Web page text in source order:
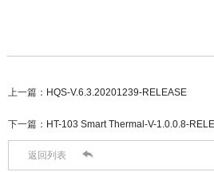
上一篇： HQS-V.6.3.20201239-RELEASE
下一篇： HT-103 Smart Thermal-V-1.0.0.8-
返回列表 